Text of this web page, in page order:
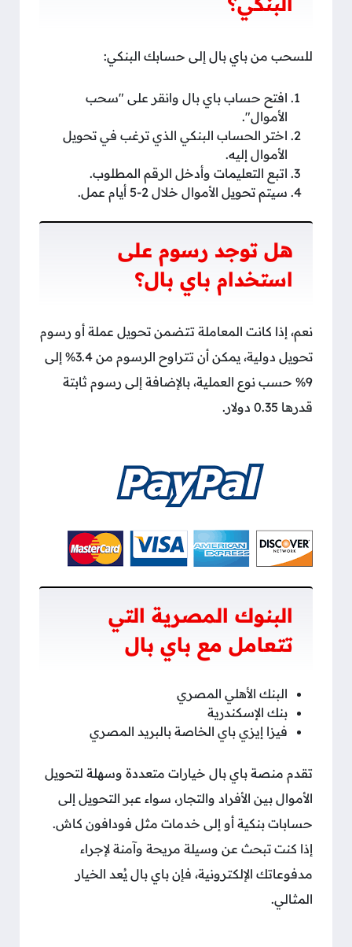
للسحب من باي بال إلى حسابك البنكي:
افتح حساب باي بال وانقر على "سحب
الأموال".
اختر الحساب البنكي الذي ترغب في تحويل
الأموال إليه.
اتبع التعليمات وأدخل الرقم المطلوب.
سيتم تحويل الأموال خلال 2-5 أيام عمل.
هل توجد رسوم على
استخدام باي بال؟
نعم، إذا كانت المعاملة تتضمن تحويل عملة أو رسوم
تحويل دولية، يمكن أن تتراوح الرسوم من 3.4% إلى
9% حسب نوع العملية، بالإضافة إلى رسوم ثابتة
قدرها 0.35 دولار.
البنوك المصرية التي
تتعامل مع باي بال
البنك الأهلي المصري
بنك الإسكندرية
فيزا إيزي باي الخاصة بالبريد المصري
تقدم منصة باي بال خيارات متعددة وسهلة لتحويل
الأموال بين الأفراد والتجار، سواء عبر التحويل إلى
حسابات بنكية أو إلى خدمات مثل فودافون كاش.
إذا كنت تبحث عن وسيلة مريحة وآمنة لإجراء
مدفوعاتك الإلكترونية، فإن باي بال يُعد الخيار
المثالي.